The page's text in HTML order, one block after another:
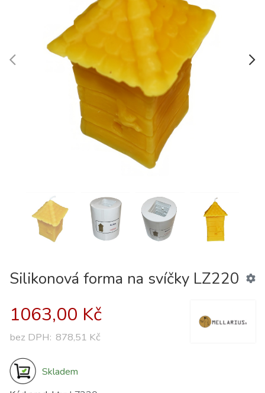
Silikonová forma na svíčky LZ220
1063,00 Kč
bez DPH: 878,51 Kč
Skladem